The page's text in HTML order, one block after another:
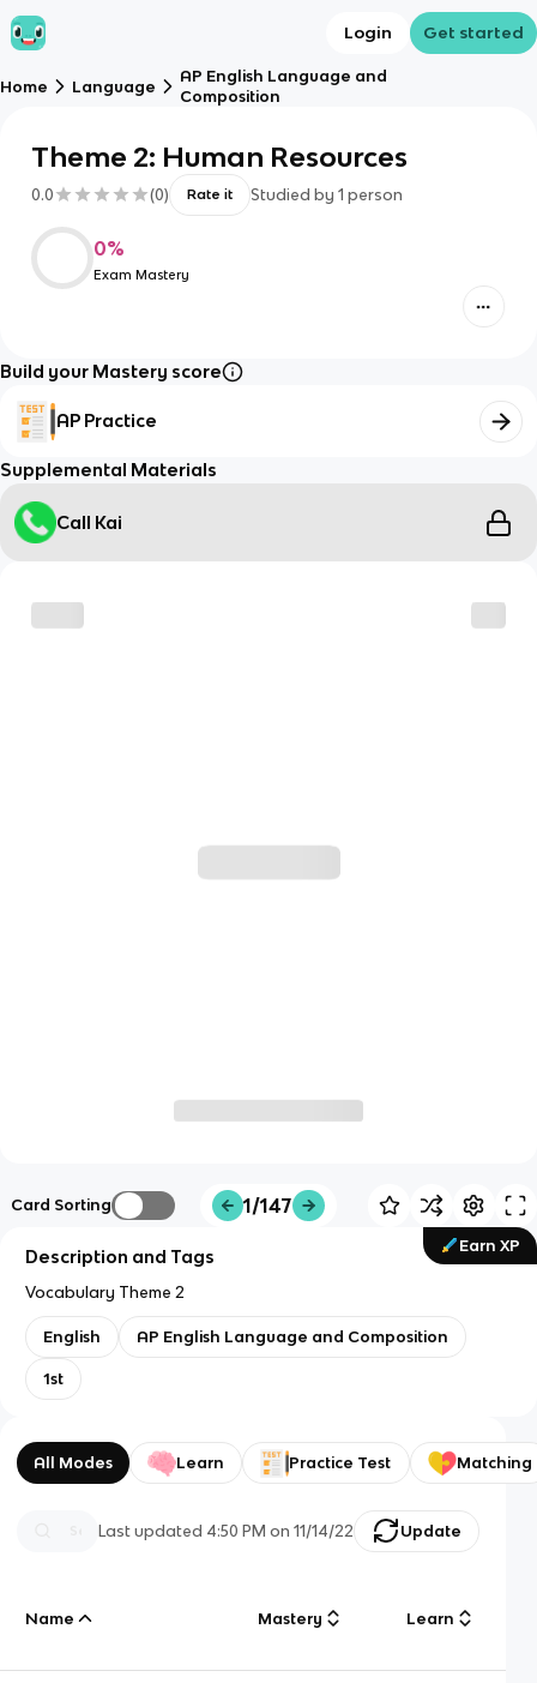
Login Get started
Home Language
AP English Language and
Composition
Theme 2: Human Resources
0.0 (0) Rate it Studied by 1 person
0%
Exam Mastery
Build your Mastery score
AP Practice
Supplemental Materials
Call Kai
Card Sorting 1/147
Earn XP
Description and Tags
Vocabulary Theme 2
English AP English Language and Composition
1st
All Modes Learn Practice Test Matching
Last updated 4:50 PM on 11/14/22 Update
Name Mastery Learn